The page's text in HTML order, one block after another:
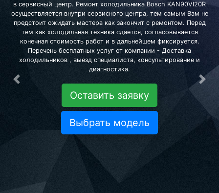
в сервисный центр. Ремонт холодильника Bosch KAN90VI20R
осуществляется внутри сервисного центра, тем самым Вам не
предстоит ожидать мастера как закончит с ремонтом. Перед
тем как холодильная техника сдается, согласовывается
конечная стоимость работ и в дальнейшем фиксируется.
Перечень бесплатных услуг от компании - Доставка
холодильников , выезд специалиста, консультирование и
диагностика.
Оставить заявку
Выбрать модель
Предыдущая